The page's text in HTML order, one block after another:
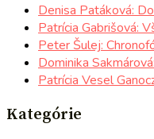
Denisa Patáková:
Patrícia Gabrišová:
Peter Šulej:
Dominika
Patrícia Vesel
Kategórie